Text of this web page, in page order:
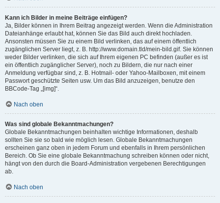
Kann ich Bilder in meine Beiträge einfügen?
Ja, Bilder können in Ihrem Beitrag angezeigt werden. Wenn die Administration
Dateianhänge erlaubt hat, können Sie das Bild auch direkt hochladen.
Ansonsten müssen Sie zu einem Bild verlinken, das auf einem öffentlich
zugänglichen Server liegt, z. B. http://www.domain.tld/mein-bild.gif. Sie können
weder Bilder verlinken, die sich auf Ihrem eigenen PC befinden (außer es ist
ein öffentlich zugänglicher Server), noch zu Bildern, die nur nach einer
Anmeldung verfügbar sind, z. B. Hotmail- oder Yahoo-Mailboxen, mit einem
Passwort geschützte Seiten usw. Um das Bild anzuzeigen, benutze den
BBCode-Tag „[img]“.
Nach oben
Was sind globale Bekanntmachungen?
Globale Bekanntmachungen beinhalten wichtige Informationen, deshalb
sollten Sie sie so bald wie möglich lesen. Globale Bekanntmachungen
erscheinen ganz oben in jedem Forum und ebenfalls in Ihrem persönlichen
Bereich. Ob Sie eine globale Bekanntmachung schreiben können oder nicht,
hängt von den durch die Board-Administration vergebenen Berechtigungen
ab.
Nach oben